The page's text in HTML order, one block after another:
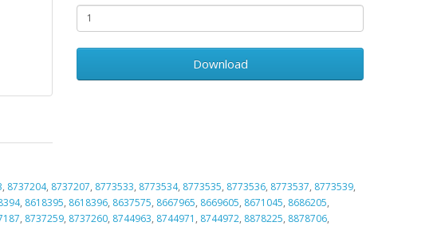
Download
, 8737204, 8737207, 8773533, 8773534, 8773535, 8773536, 8773537, 8773539,
, 8618395, 8618396, 8637575, 8667965, 8669605, 8671045, 8686205,
, 8737259, 8737260, 8744963, 8744971 , 8744972, 8878225, 8878706,